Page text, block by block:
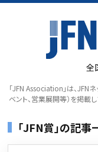
全
「JFN Association」は、JFN
ベント、営業展開等）を掲載
「JFN賞」の記事